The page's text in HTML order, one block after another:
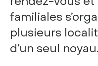
familiales
plusieurs
d’un seul noyau.